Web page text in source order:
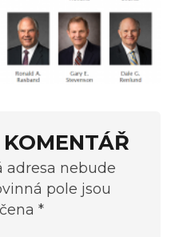
adresa nebude
pole jsou
*